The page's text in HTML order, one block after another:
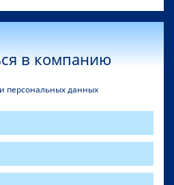
в компанию
персональных данных